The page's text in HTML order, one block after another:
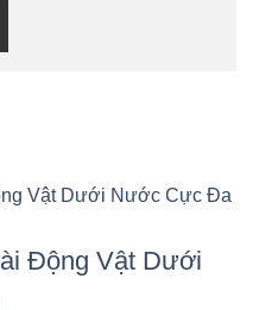
Động Vật Dưới